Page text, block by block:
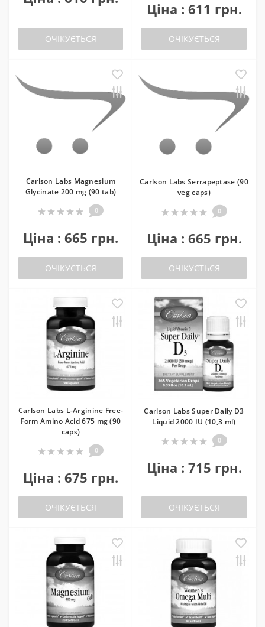
ОЧІКУЄТЬСЯ
Ціна : 611 грн.
ОЧІКУЄТЬСЯ
Carlson Labs Magnesium
Glycinate 200 mg (90 tab)
0
Ціна : 665 грн.
ОЧІКУЄТЬСЯ
Carlson Labs Serrapeptase (90
veg caps)
0
Ціна : 665 грн.
ОЧІКУЄТЬСЯ
Carlson Labs L-Arginine Free-
Form Amino Acid 675 mg (90
caps)
0
Ціна : 675 грн.
ОЧІКУЄТЬСЯ
Carlson Labs Super Daily D3
Liquid 2000 IU (10,3 ml)
0
Ціна : 715 грн.
ОЧІКУЄТЬСЯ